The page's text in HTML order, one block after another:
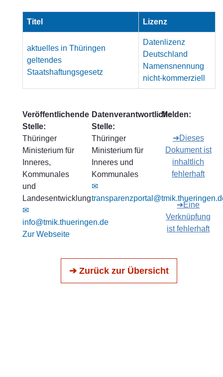
Titel Lizenz
aktuelles in Thüringen
geltendes
Staatshaftungsgesetz
Datenlizenz
Deutschland
Namensnennung
nicht-kommerziell
Veröffentlichende
Stelle:
Thüringer
Ministerium für
Inneres,
Kommunales
und
Landesentwicklung
✉
info@tmik.thueringen.de
Zur Webseite
Datenverantwortliche
Stelle:
Thüringer
Ministerium für
Inneres und
Kommunales
✉
Melden:
➔Dieses
Dokument ist
inhaltlich
fehlerhaft
➔Eine
Verknüpfung
ist fehlerhaft
➔ Zurück zur Übersicht